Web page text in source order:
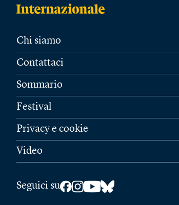
Chi siamo
Contattaci
Sommario
Festival
Privacy e cookie
Video
Seguici su